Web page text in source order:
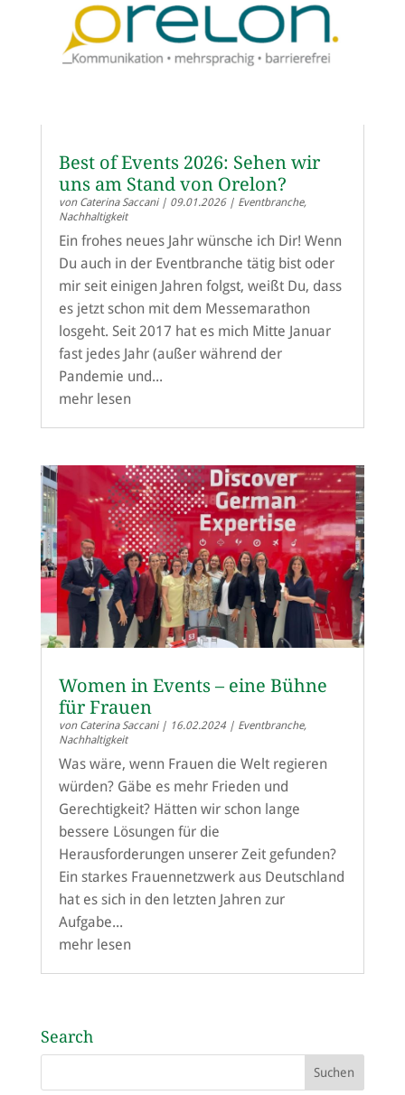
Best of Events 2026: Sehen wir
uns am Stand von Orelon?
von Caterina Saccani| 09.01.2026| Eventbranche,
Nachhaltigkeit
Ein frohes neues Jahr wünsche ich Dir! Wenn
Du auch in der Eventbranche tätig bist oder
mir seit einigen Jahren folgst, weißt Du, dass
es jetzt schon mit dem Messemarathon
losgeht. Seit 2017 hat es mich Mitte Januar
fast jedes Jahr (außer während der
Pandemie und...
mehr lesen
Women in Events – eine Bühne
für Frauen
von Caterina Saccani| 16.02.2024| Eventbranche,
Nachhaltigkeit
Was wäre, wenn Frauen die Welt regieren
würden? Gäbe es mehr Frieden und
Gerechtigkeit? Hätten wir schon lange
bessere Lösungen für die
Herausforderungen unserer Zeit gefunden?
Ein starkes Frauennetzwerk aus Deutschland
hat es sich in den letzten Jahren zur
Aufgabe...
mehr lesen
Search